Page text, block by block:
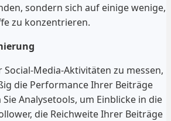
sondern sich auf einige wenige,
zu konzentrieren.
Media-Aktivitäten zu messen,
die Performance Ihrer Beiträge
Analysetools, um Einblicke in die
die Reichweite Ihrer Beiträge